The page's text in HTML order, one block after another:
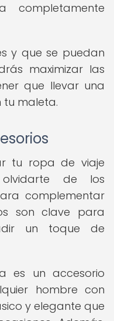
completamente
y que se puedan
maximizar las
que llevar una
maleta.
tu ropa de viaje
de los
complementar
son clave para
un toque de
es un accesorio
hombre con
y elegante que